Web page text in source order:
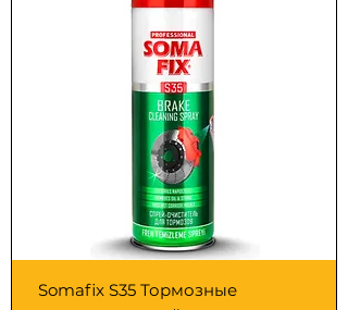
Somafix S35 Тормозные